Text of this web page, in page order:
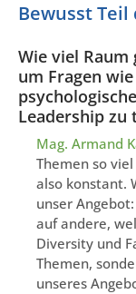
Bewusst
Wie viel Raum
um Fragen
Leadership zu
Mag. Armand
Themen so
also konstant.
unser
auf andere,
Diversity und
Themen,
unseres